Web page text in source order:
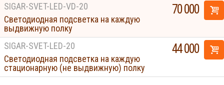
SIGAR-SVET-LED-VD-20
Светодиодная подсветка на каждую
выдвижную полку
70 000
SIGAR-SVET-LED-20
Светодиодная подсветка на каждую
стационарную (не выдвижную) полку
44 000